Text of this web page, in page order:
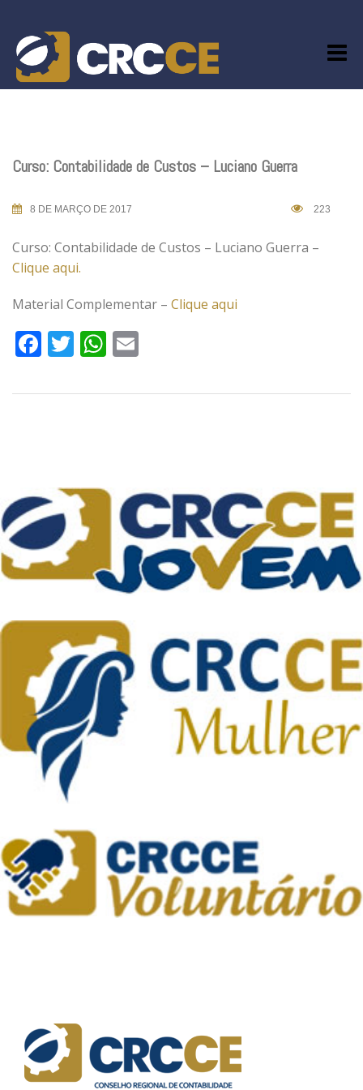
content
Curso: Contabilidade de Custos – Luciano Guerra
8 DE MARÇO DE 2017 223
Curso: Contabilidade de Custos – Luciano Guerra –
Clique aqui.
Material Complementar – Clique aqui
Facebook
TwitterWhatsApp